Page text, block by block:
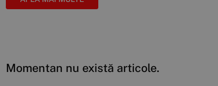
Momentan nu există articole.